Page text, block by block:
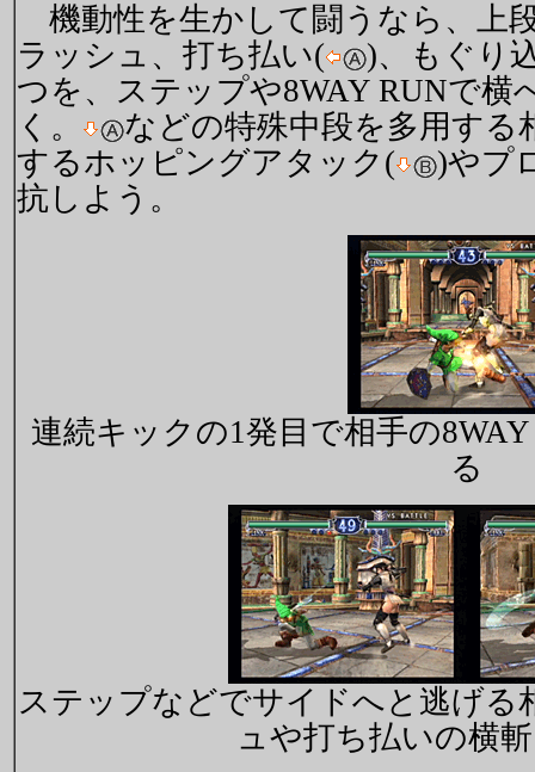
機動性を生かして闘うなら、上
ラッシュ、打ち払い(
)、もぐり
つを、ステップや8WAY RUNで横
く。
などの特殊中段を多用する
するホッピングアタック(
)やプ
抗しよう。
連続キックの1発目で相手の
る
ステップなどでサイドへと逃げる
ュや打ち払いの横